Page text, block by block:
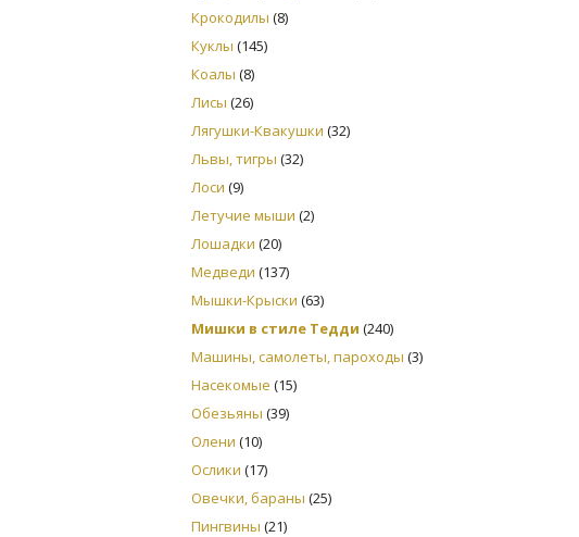
Крокодилы (8)
Куклы (145)
Коалы (8)
Лисы (26)
Лягушки-Квакушки (32)
Львы, тигры (32)
Лоси (9)
Летучие мыши (2)
Лошадки (20)
Медведи (137)
Мышки-Крыски (63)
Мишки в стиле Тедди (240)
Машины, самолеты, пароходы (3)
Насекомые (15)
Обезьяны (39)
Олени (10)
Ослики (17)
Овечки, бараны (25)
Пингвины (21)